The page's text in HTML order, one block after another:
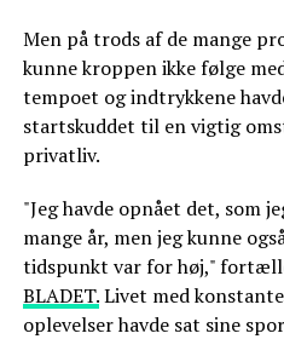
Men på trods af de mange
kunne kroppen ikke følge
tempoet og indtrykkene
startskuddet til en vigtig
privatliv.
"Jeg havde opnået det, som
mange år, men jeg kunne
tidspunkt var for høj,"
BLADET.Livet med
oplevelser havde sat sine